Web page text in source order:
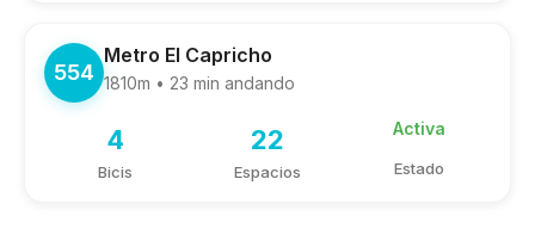
554
Metro El Capricho
1810m • 23 min andando
4
Bicis
22
Espacios
Activa
Estado